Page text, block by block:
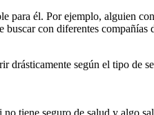
para él. Por ejemplo, alguien
con diferentes
según el tipo de
tiene seguro de salud y algo